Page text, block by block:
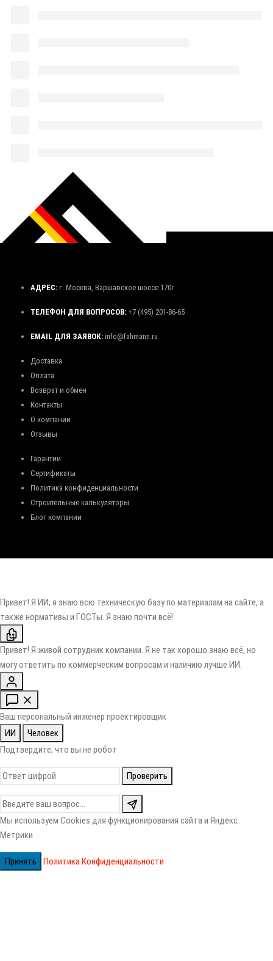
АДРЕС: г. Москва, Варшавское шоссе 170г
ТЕЛЕФОН ДЛЯ ВОПРОСОВ: +7 (495) 201-86-65
EMAIL ДЛЯ ЗАЯВОК: info@fahmann.ru
Доставка
Оплата
Возврат и обмен
Контакты
О компании
Отзывы
Гарантии
Сертификаты
Политика конфиденциальности
Строительные калькуляторы
Блог компании
Привет! Я ИИ, я знаю всю техническую базу по материалам на сайте, а
также нормативы и ГОСТы. Я знаю почти всё!
Привет! Я живой сотрудник компании. Я не так хорошо знаю всё, но
могу ответить по коммерческим вопросам и наличию лучше ИИ.
Ваш персональный инженер проектировщик
ИИ
Человек
Подтвердите, что вы не робот
Проверить
Мы используем Cookies для функционирования сайта и Яндекс
Метрики.
Принять Политика Конфиденциальности